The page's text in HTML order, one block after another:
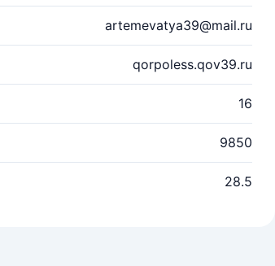
artemevatya39@mail.ru
qorpoless.qov39.ru
16
9850
28.5